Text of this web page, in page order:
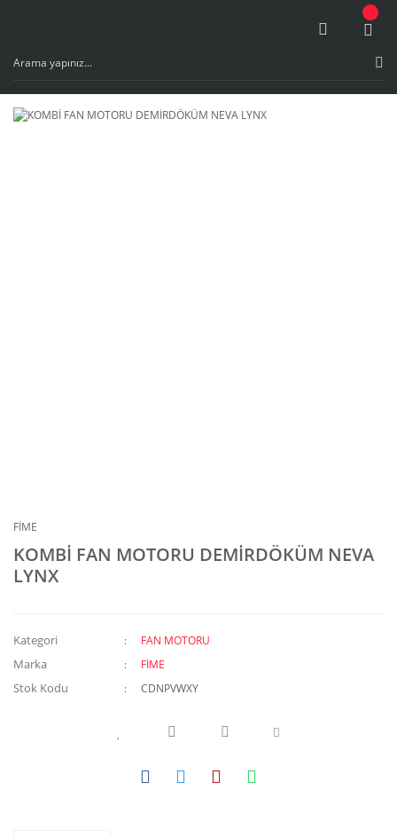
FİME
KOMBİ FAN MOTORU DEMİRDÖKÜM NEVA
LYNX
Kategori FAN MOTORU
Marka FİME
Stok Kodu CDNPVWXY